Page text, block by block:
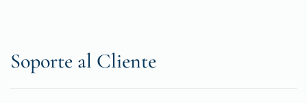
Soporte al Cliente